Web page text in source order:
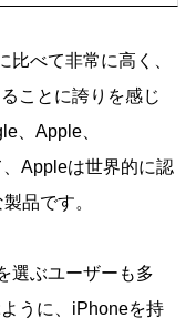
べて非常に高く、
ことに誇りを感じ
、Apple、
Appleは世界的に認
品です。
選ぶユーザーも多
うに、iPhoneを持